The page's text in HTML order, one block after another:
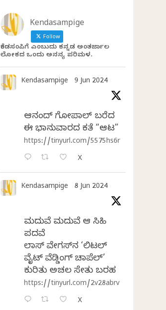
Kendasampige
Follow
ಕೆಂಡಸಂಪಿಗೆ ಎಂಬುದು ಕನ್ನಡ ಅಂತರ್ಜಾಲ
ಲೋಕದ ಒಂದು ಅನನ್ಯ ಪರಿಮಳ.
Kendasampige 9 Jun 2024
ಆನಂದ್‌ ಗೋಪಾಲ್‌ ಬರೆದ
ಈ ಭಾನುವಾರದ ಕತೆ “ಆಟ”
https://tinyurl.com/5575hs6r
X
Kendasampige 8 Jun 2024
ಮದುವೆ ಮದುವೆ ಆ ಸಿಹಿ
ಪದವೆ
ಲಾಸ್‌ ವೇಗಸ್‌ನ ‘ಲಿಟಲ್
ವೈಟ್ ವೆಡ್ಡಿಂಗ್ ಚಾಪೆಲ್’
ಕುರಿತು ಅಚಲ ಸೇತು ಬರಹ
https://tinyurl.com/2v28abrv
X